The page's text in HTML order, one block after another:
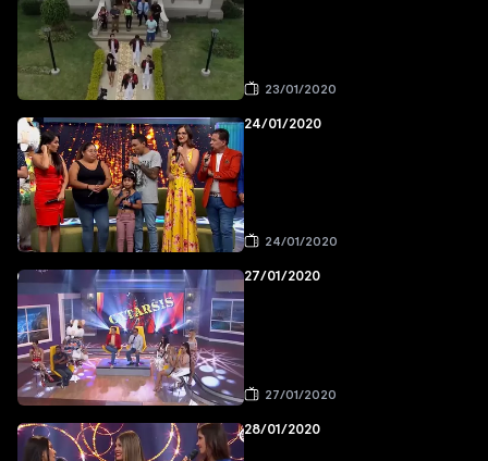
23/01/2020
24/01/2020
24/01/2020
27/01/2020
27/01/2020
28/01/2020